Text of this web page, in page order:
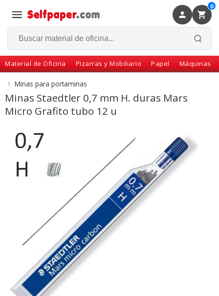
0
Material de Oficina Pizarras y Mobiliario Papel Máquinas
Volver
↑ Minas para portaminas
Minas Staedtler 0,7 mm H. duras Mars
Micro Grafito tubo 12 u